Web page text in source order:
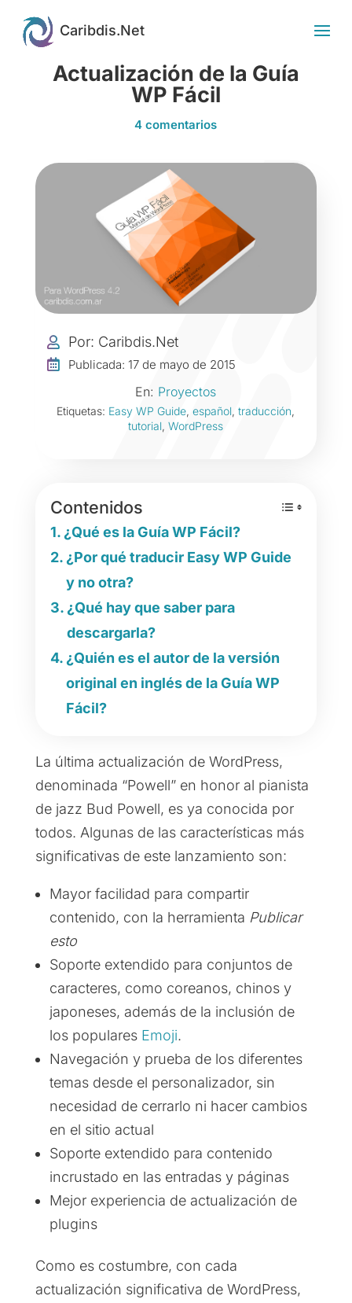
Actualización de la Guía
WP Fácil
4 comentarios
 Por: Caribdis.Net
 Publicada: 17 de mayo de 2015
En: Proyectos
Etiquetas: Easy WP Guide,español,traducción,
tutorial,WordPress
Contenidos
¿Qué es la Guía WP Fácil?
¿Por qué traducir Easy WP Guide
y no otra?
¿Qué hay que saber para
descargarla?
¿Quién es el autor de la versión
original en inglés de la Guía WP
Fácil?
La última actualización de WordPress,
denominada “Powell” en honor al pianista
de jazz Bud Powell, es ya conocida por
todos. Algunas de las características más
significativas de este lanzamiento son:
Mayor facilidad para compartir
contenido, con la herramienta Publicar
esto
Soporte extendido para conjuntos de
caracteres, como coreanos, chinos y
japoneses, además de la inclusión de
los populares Emoji.
Navegación y prueba de los diferentes
temas desde el personalizador, sin
necesidad de cerrarlo ni hacer cambios
en el sitio actual
Soporte extendido para contenido
incrustado en las entradas y páginas
Mejor experiencia de actualización de
plugins
Como es costumbre, con cada
actualización significativa de WordPress,